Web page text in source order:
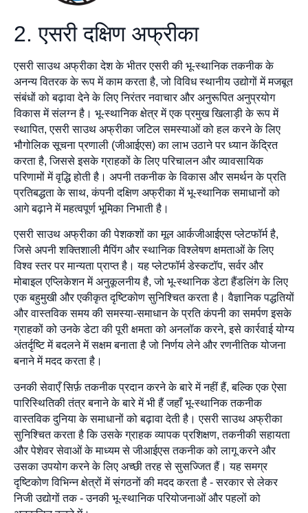
2. एसरी दक्षिण अफ्रीका
एसरी साउथ अफ्रीका देश के भीतर एसरी की भू-स्थानिक तकनीक के
अनन्य वितरक के रूप में काम करता है, जो विविध स्थानीय उद्योगों में मजबूत
संबंधों को बढ़ावा देने के लिए निरंतर नवाचार और अनुरूपित अनुप्रयोग
विकास में संलग्न है। भू-स्थानिक क्षेत्र में एक प्रमुख खिलाड़ी के रूप में
स्थापित, एसरी साउथ अफ्रीका जटिल समस्याओं को हल करने के लिए
भौगोलिक सूचना प्रणाली (जीआईएस) का लाभ उठाने पर ध्यान केंद्रित
करता है, जिससे इसके ग्राहकों के लिए परिचालन और व्यावसायिक
परिणामों में वृद्धि होती है। अपनी तकनीक के विकास और समर्थन के प्रति
प्रतिबद्धता के साथ, कंपनी दक्षिण अफ्रीका में भू-स्थानिक समाधानों को
आगे बढ़ाने में महत्वपूर्ण भूमिका निभाती है।
एसरी साउथ अफ्रीका की पेशकशों का मूल आर्कजीआईएस प्लेटफॉर्म है,
जिसे अपनी शक्तिशाली मैपिंग और स्थानिक विश्लेषण क्षमताओं के लिए
विश्व स्तर पर मान्यता प्राप्त है। यह प्लेटफॉर्म डेस्कटॉप, सर्वर और
मोबाइल एप्लिकेशन में अनुकूलनीय है, जो भू-स्थानिक डेटा हैंडलिंग के लिए
एक बहुमुखी और एकीकृत दृष्टिकोण सुनिश्चित करता है। वैज्ञानिक पद्धतियों
और वास्तविक समय की समस्या-समाधान के प्रति कंपनी का समर्पण इसके
ग्राहकों को उनके डेटा की पूरी क्षमता को अनलॉक करने, इसे कार्रवाई योग्य
अंतर्दृष्टि में बदलने में सक्षम बनाता है जो निर्णय लेने और रणनीतिक योजना
बनाने में मदद करता है।
उनकी सेवाएँ सिर्फ़ तकनीक प्रदान करने के बारे में नहीं हैं, बल्कि एक ऐसा
पारिस्थितिकी तंत्र बनाने के बारे में भी हैं जहाँ भू-स्थानिक तकनीक
वास्तविक दुनिया के समाधानों को बढ़ावा देती है। एसरी साउथ अफ्रीका
सुनिश्चित करता है कि उसके ग्राहक व्यापक प्रशिक्षण, तकनीकी सहायता
और पेशेवर सेवाओं के माध्यम से जीआईएस तकनीक को लागू करने और
उसका उपयोग करने के लिए अच्छी तरह से सुसज्जित हैं। यह समग्र
दृष्टिकोण विभिन्न क्षेत्रों में संगठनों की मदद करता है - सरकार से लेकर
निजी उद्योगों तक - उनकी भू-स्थानिक परियोजनाओं और पहलों को